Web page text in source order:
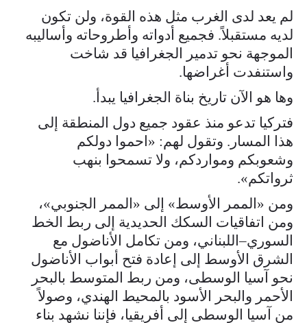
لم يعد لدى الغرب مثل هذه القوة، ولن تكون
لديه مستقبلاً. فجميع أدواته وأطروحاته وأساليبه
الموجهة نحو تدمير الجغرافيا قد شاخت
واستنفدت أغراضها.
وها هو الآن تاريخ بناة الجغرافيا يبدأ.
فتركيا تدعو منذ عقود جميع دول المنطقة إلى
هذا المسار. وتقول لهم: «احموا دولكم
وشعوبكم ومواردكم، ولا تسمحوا بنهب
ثرواتكم».
ومن «الممر الأوسط» إلى «الممر الجنوبي»،
ومن اتفاقيات السكك الحديدية إلى ربط الخط
السوري–اللبناني، ومن تكامل الأناضول مع
الشرق الأوسط إلى إعادة فتح أبواب الأناضول
نحو آسيا الوسطى، ومن ربط المتوسط بالبحر
الأحمر والبحر الأسود بالمحيط الهندي، وصولاً
من آسيا الوسطى إلى أفريقيا، فإننا نشهد بناء